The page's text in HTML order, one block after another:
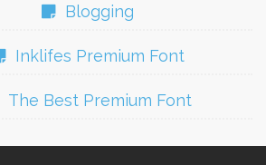
Blogging
Inklifes Premium Font
The Best Premium Font